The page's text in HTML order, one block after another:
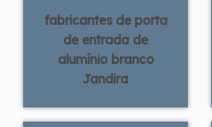
fabricantes de porta
de entrada de
alumínio branco
Jandira